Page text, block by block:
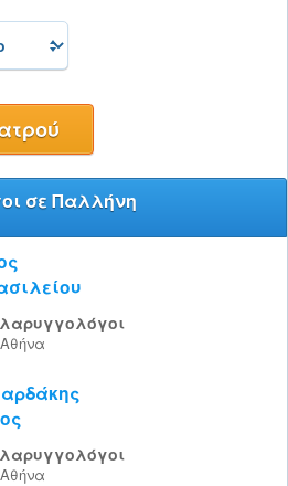
σε Παλλήνη
Αθήνα
Αθήνα